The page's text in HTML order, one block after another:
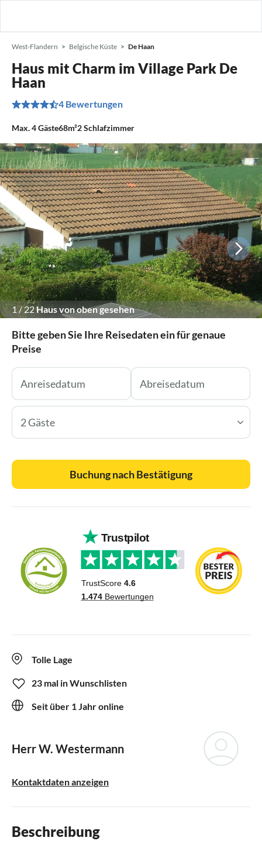
West-Flandern Belgische Küste De Haan
Haus mit Charm im Village Park De
Haan
4 Bewertungen
Max.4Gäste68m²2Schlafzimmer
1/22Haus von oben gesehen
Bitte geben Sie Ihre Reisedaten ein für genaue
Preise
2 Gäste
Buchung nach Bestätigung
Tolle Lage
23 mal in Wunschlisten
Seit über 1 Jahr online
Herr W. Westermann
Kontaktdaten anzeigen
Beschreibung